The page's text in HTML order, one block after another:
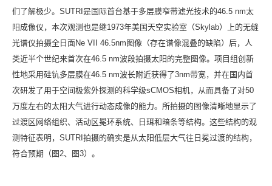
们了解极少。 SUTRI 是国际首台基于多层膜窄带滤光技术的46.5 nm太
阳成像仪，本次观测也是继1973年美国天空实验室（Skylab）上的无缝
光谱仪拍摄全日面Ne VII 46.5nm 图像（存在谱像混叠的缺陷）后，人
类近半个世纪来首次在46.5 nm波段拍摄太阳的完整图像。项目组创新
性地采用硅钪多层膜在46.5 nm波长附近获得了3nm带宽，并在国内首
次研发了用于空间极紫外探测的科学级sCMOS相机，从而具备了对50
万度左右的太阳大气进行动态成像的能力。所拍摄的图像清晰地显示了
过渡区网络组织、活动区冕环系统、日珥和暗条等结构。这些结构的观
测特征表明， SUTRI 拍摄的确实是从太阳低层大气往日冕过渡的结构，
符合预期（图2、图3）。